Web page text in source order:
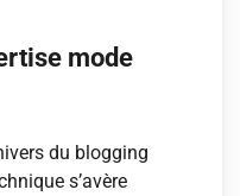
mode
du blogging
s’avère